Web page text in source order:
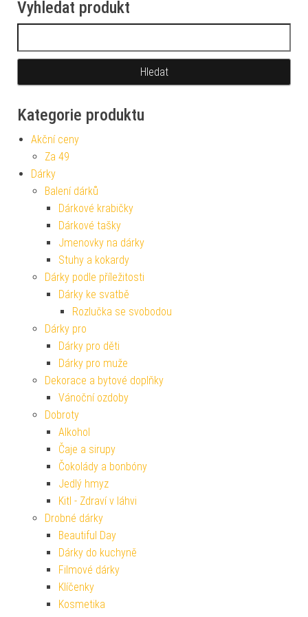
Vyhledat produkt
Kategorie produktu
Akční ceny
Za 49
Dárky
Balení dárků
Dárkové krabičky
Dárkové tašky
Jmenovky na dárky
Stuhy a kokardy
Dárky podle příležitosti
Dárky ke svatbě
Rozlučka se svobodou
Dárky pro
Dárky pro děti
Dárky pro muže
Dekorace a bytové doplňky
Vánoční ozdoby
Dobroty
Alkohol
Čaje a sirupy
Čokolády a bonbóny
Jedlý hmyz
Kitl - Zdraví v láhvi
Drobné dárky
Beautiful Day
Dárky do kuchyně
Filmové dárky
Klíčenky
Kosmetika